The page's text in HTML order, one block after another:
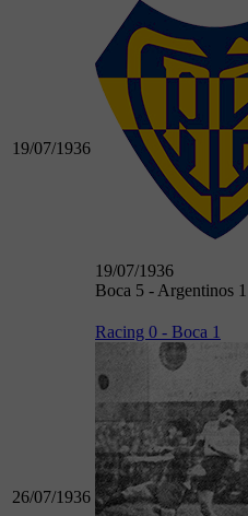
19/07/1936
19/07/1936
Boca 5 - Argentinos 1
26/07/1936
Racing 0 - Boca 1